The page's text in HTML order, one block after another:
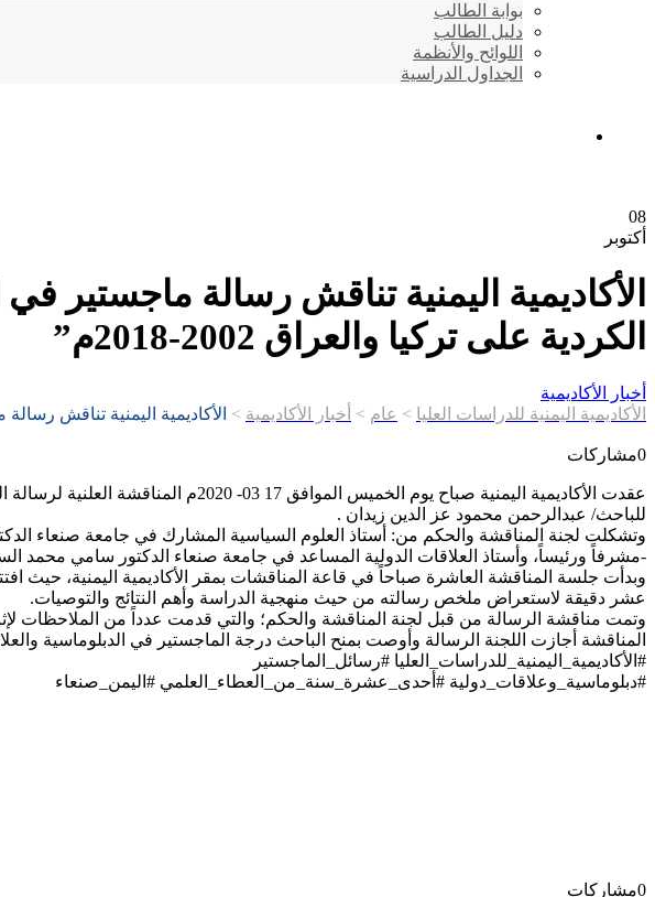
بوابة الطالب
دليل الطالب
اللوائح والأنظمة
الجداول الدراسية
08
أكتوبر
الأكاديمية اليمنية تناقش رسالة ماجستير في
الكردية على تركيا والعراق 2002-2018م”
أخبار الأكاديمية
الأكاديمية اليمنية للدراسات العليا > عام > أخبار الأكاديمية > الأكاديمية اليمنية تناقش رسالة
0مشاركات
للباحث/ عبدالرحمن محمود عز الدين زيدان .
وتشكلت لجنة المناقشة والحكم من: أستاذ العلوم السياسية المشارك في جامعة صنعاء
-مشرفاً ورئيساً، وأستاذ العلاقات الدولية المساعد في جامعة صنعاء الدكتور سامي محمد
وبدأت جلسة المناقشة العاشرة صباحاً في قاعة المناقشات بمقر الأكاديمية اليمنية، حيث
عشر دقيقة لاستعراض ملخص رسالته من حيث منهجية الدراسة وأهم النتائج والتوصيات.
وتمت مناقشة الرسالة من قبل لجنة المناقشة والحكم؛ والتي قدمت عدداً من الملاحظات
المناقشة أجازت اللجنة الرسالة وأوصت بمنح الباحث درجة الماجستير في الدبلوماسية
#الأكاديمية_اليمنية_للدراسات_العليا #رسائل_الماجستير
#دبلوماسية_وعلاقات_دولية #أحدى_عشرة_سنة_من_العطاء_العلمي #اليمن_صنعاء
0مشاركات